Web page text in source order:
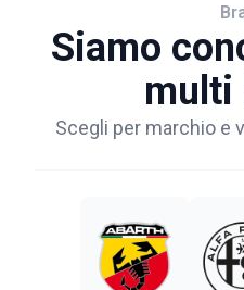
Siamo
multi
Scegli per marchio e